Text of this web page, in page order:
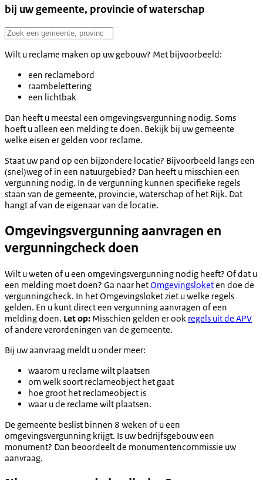
bij uw gemeente, provincie of waterschap
Wilt u reclame maken op uw gebouw? Met bijvoorbeeld:
een reclamebord
raambelettering
een lichtbak
Dan heeft u meestal een omgevingsvergunning nodig. Soms
hoeft u alleen een melding te doen. Bekijk bij uw gemeente
welke eisen er gelden voor reclame.
Staat uw pand op een bijzondere locatie? Bijvoorbeeld langs een
(snel)weg of in een natuurgebied? Dan heeft u misschien een
vergunning nodig. In de vergunning kunnen specifieke regels
staan van de gemeente, provincie, waterschap of het Rijk. Dat
hangt af van de eigenaar van de locatie.
Omgevingsvergunning aanvragen en
vergunningcheck doen
Wilt u weten of u een omgevingsvergunning nodig heeft? Of dat u
een melding moet doen? Ga naar hetOmgevingsloketen doe de
vergunningcheck. In het Omgevingsloket ziet u welke regels
gelden. En u kunt direct een vergunning aanvragen of een
melding doen. Let op: Misschien gelden er ook regels uit de APV
of andere verordeningen van de gemeente.
Bij uw aanvraag meldt u onder meer:
waarom u reclame wilt plaatsen
om welk soort reclameobject het gaat
hoe groot het reclameobject is
waar u de reclame wilt plaatsen.
De gemeente beslist binnen 8 weken of u een
omgevingsvergunning krijgt. Is uw bedrijfsgebouw een
monument? Dan beoordeelt de monumentencommissie uw
aanvraag.